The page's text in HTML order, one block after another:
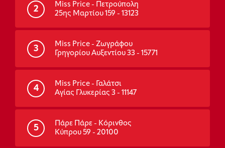
2
Miss Price - Πετρούπολη
25ης Μαρτίου 159 - 13123
3
Miss Price - Ζωγράφου
Γρηγορίου Αυξεντίου 33 - 15771
4
Miss Price - Γαλάτσι
Αγίας Γλυκερίας 3 - 11147
5
Πάρε Πάρε - Κόρινθος
Κύπρου 59 - 20100